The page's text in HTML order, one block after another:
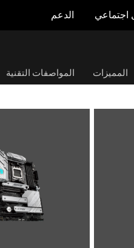
اجتماعي الدعم
المميزات المواصفات التقنية